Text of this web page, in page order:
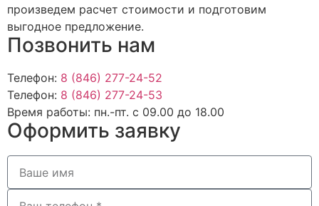
произведем расчет стоимости и подготовим
выгодное предложение.
Позвонить нам
Телефон: 8 (846) 277-24-52
Телефон: 8 (846) 277-24-53
Время работы: пн.-пт. с 09.00 до 18.00
Оформить заявку